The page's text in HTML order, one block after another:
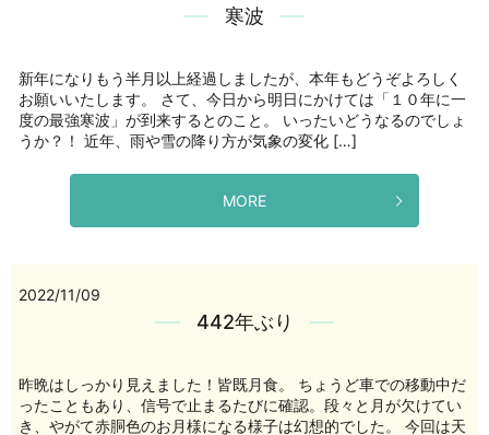
寒波
新年になりもう半月以上経過しましたが、本年もどうぞよろしく
お願いいたします。 さて、今日から明日にかけては「１０年に一
度の最強寒波」が到来するとのこと。 いったいどうなるのでしょ
うか？！ 近年、雨や雪の降り方が気象の変化 […]
MORE
2022/11/09
442年ぶり
昨晩はしっかり見えました！皆既月食。 ちょうど車での移動中だ
ったこともあり、信号で止まるたびに確認。段々と月が欠けてい
き、やがて赤胴色のお月様になる様子は幻想的でした。 今回は天